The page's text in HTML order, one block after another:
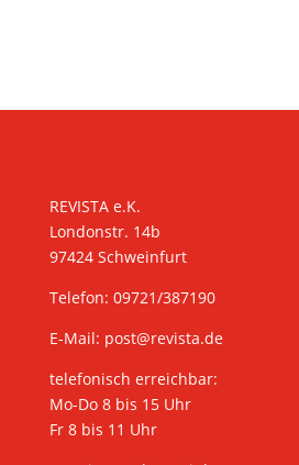
REVISTA e.K.
Londonstr. 14b
97424 Schweinfurt
Telefon: 09721/387190
E-Mail: post@revista.de
telefonisch erreichbar:
Mo-Do 8 bis 15 Uhr
Fr 8 bis 11 Uhr